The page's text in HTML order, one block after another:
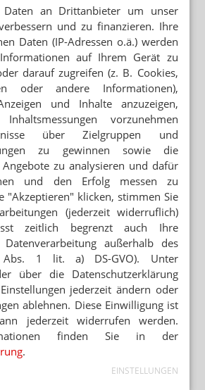
an Drittanbieter um unser
und zu finanzieren. Ihre
Daten (IP-Adressen o.ä.) werden
auf Ihrem Gerät zu
darauf zugreifen (z. B. Cookies,
oder andere Informationen),
und Inhalte anzuzeigen,
vorzunehmen
über Zielgruppen und
zu gewinnen sowie die
zu analysieren und dafür
und den Erfolg messen zu
"Akzeptieren" klicken, stimmen Sie
(jederzeit widerruflich)
zeitlich begrenzt auch Ihre
außerhalb des
1 lit. a) DS-GVO). Unter
über die Datenschutzerklärung
jederzeit ändern oder
ablehnen. Diese Einwilligung ist
jederzeit widerrufen werden.
finden Sie in der
.
EINSTELLUNGEN
SCHLIESSUNG
uns, obwohl es zu spät ist“
VOM 07.11.2023
pro Apotheke / Hannover-Demo
Vorpommern / Nur noch
PRÄVENTIONSOFFENSIVE
Staat sollte ordentlich zulangen
Abda-Handzettel
Honorareinbußen bei Ärzten